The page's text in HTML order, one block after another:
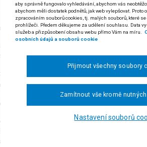
Nejvyššího správního soudu ze dne 29. 4.
srov. Soudníjudikaturave věcech
K. proti Policii České republiky, ředitelství
žalobkyně.
Policie České republiky, oblastního
žalobkyně podle § 106 odst. 1 písm. d)
(podle § 108 odst. 3 téhož zákona její
v obchodním domě INTERSPAR v České
tomuto rozhodnutí brojila žalobkyně
V odůvodnění především uvedl, že
neboť odcizené brýle měly hodnotu nižší než
aby správně fungovalo vyhledávání, abychom vás
abychom měli dostatek podnětů, jak web vylepšovat. Proto
zpracováním souborů cookies, tj. malých souborů, které
prohlížeči. Předem děkujeme za udělení souhlasu. Data
služeb a přizpůsobení obsahu webu přímo Vám na míru.
osobních údajů a souborů cookie
Nastavení souborů
Zamítnout vše kromě
Přijmout všechny soubory